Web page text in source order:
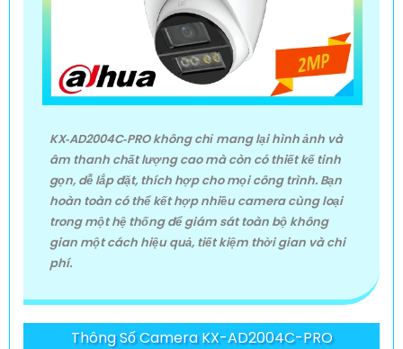
KX‑AD2004C‑PRO không chỉ mang lại hình ảnh và
âm thanh chất lượng cao mà còn có thiết kế tinh
gọn, dễ lắp đặt, thích hợp cho mọi công trình. Bạn
hoàn toàn có thể kết hợp nhiều camera cùng loại
trong một hệ thống để giám sát toàn bộ không
gian một cách hiệu quả, tiết kiệm thời gian và chi
phí.
Thông Số Camera KX-AD2004C-PRO